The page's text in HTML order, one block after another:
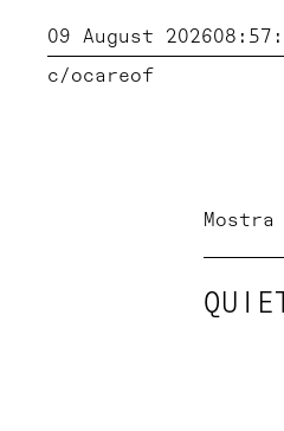
09 August 2026
c/ocareof
Mostra